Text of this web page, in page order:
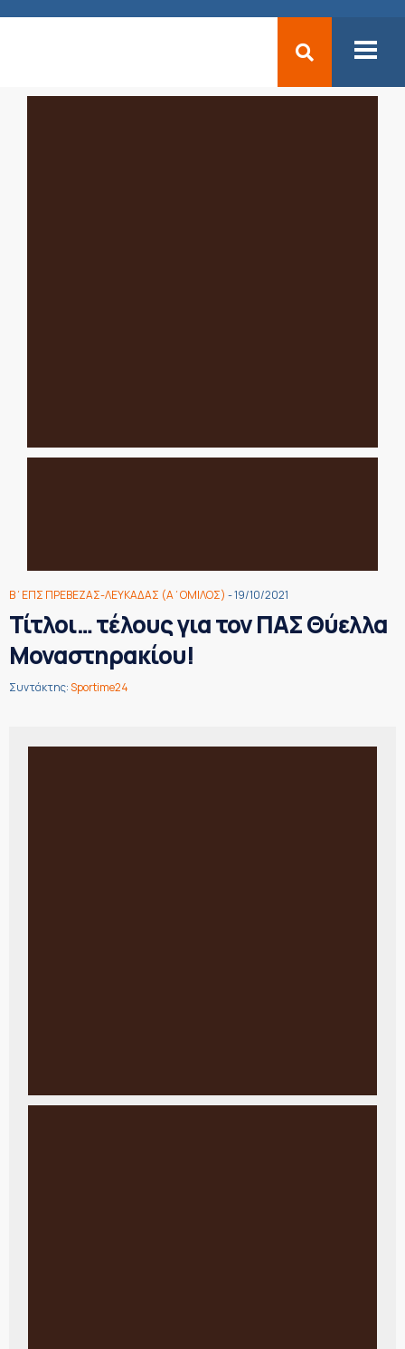
Β΄ΕΠΣ ΠΡΕΒΕΖΑΣ-ΛΕΥΚΑΔΑΣ (Α΄ΟΜΙΛΟΣ) - 19/10/2021
Τίτλοι… τέλους για τον ΠΑΣ Θύελλα
Μοναστηρακίου!
Συντάκτης:Sportime24